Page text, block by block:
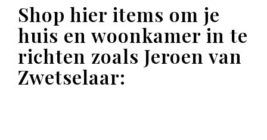
Shop hier items om je
huis en woonkamer in te
richten zoals Jeroen van
Zwetselaar: